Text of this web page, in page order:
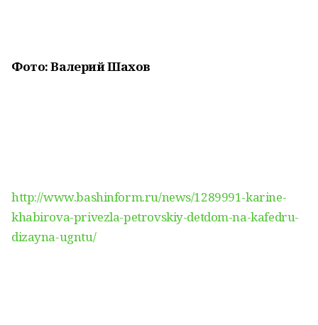
Фото: Валерий Шахов
http://www.bashinform.ru/news/1289991-karine-
khabirova-privezla-petrovskiy-detdom-na-kafedru-
dizayna-ugntu/